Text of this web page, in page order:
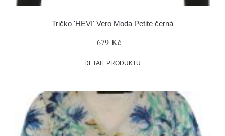
Tričko 'HEVI' Vero Moda Petite černá
679 Kč
DETAIL PRODUKTU